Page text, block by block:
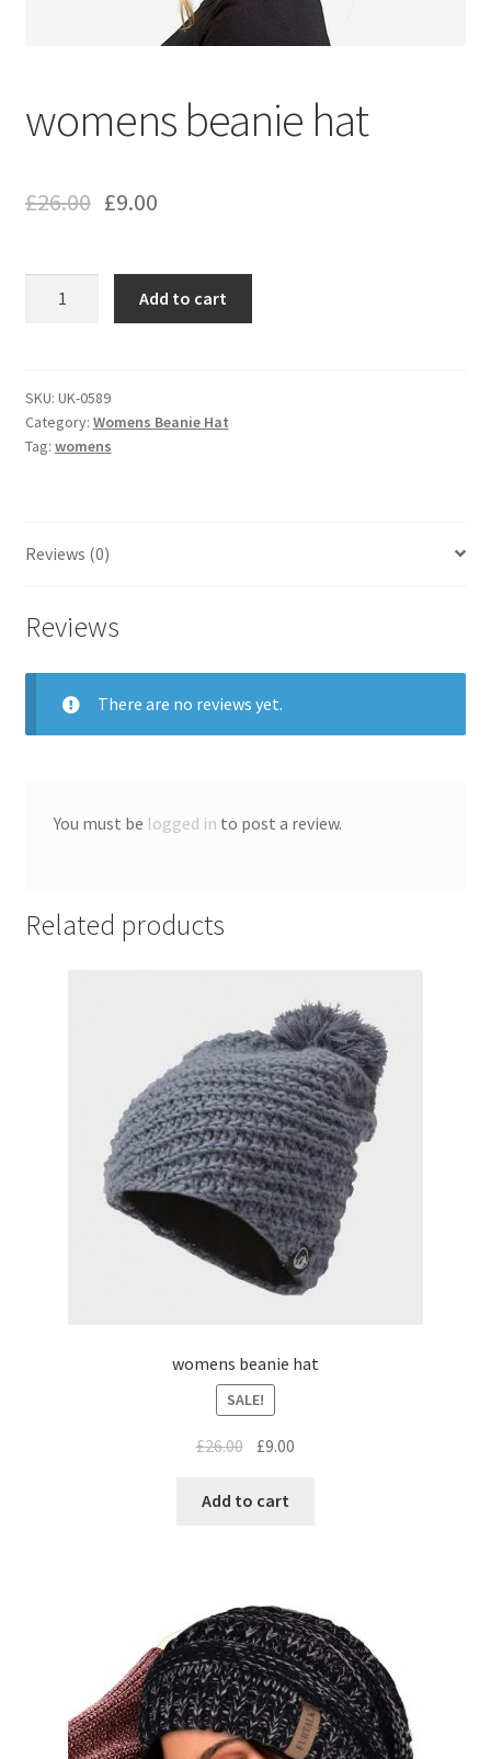
womens beanie hat
£26.00 £9.00
Add to cart
SKU: UK-0589
Category: Womens Beanie Hat
Tag: womens
Reviews (0)
Reviews
There are no reviews yet.
You must be logged in to post a review.
Related products
womens beanie hat
SALE!
£26.00 £9.00
Add to cart